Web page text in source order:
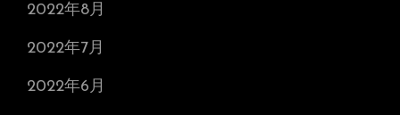
2022年8月
2022年7月
2022年6月